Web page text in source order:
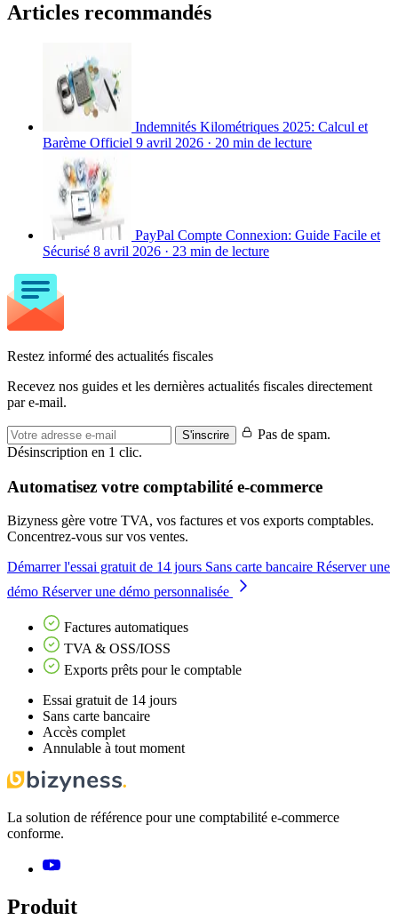
Articles recommandés
Indemnités Kilométriques 2025: Calcul et
Barème Officiel 9 avril 2026 · 20 min de lecture
PayPal Compte Connexion: Guide Facile et
Sécurisé 8 avril 2026 · 23 min de lecture
Restez informé des actualités fiscales
Recevez nos guides et les dernières actualités fiscales directement
par e-mail.
S'inscrire
Pas de spam.
Désinscription en 1 clic.
Automatisez votre comptabilité e-commerce
Bizyness gère votre TVA, vos factures et vos exports comptables.
Concentrez-vous sur vos ventes.
Démarrer l'essai gratuit de 14 jours Sans carte bancaire Réserver une
démo Réserver une démo personnalisée
Factures automatiques
TVA & OSS/IOSS
Exports prêts pour le comptable
Essai gratuit de 14 jours
Sans carte bancaire
Accès complet
Annulable à tout moment
La solution de référence pour une comptabilité e-commerce
conforme.
Produit